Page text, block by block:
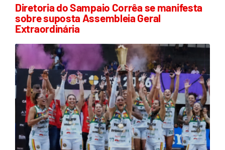
Diretoria do Sampaio Corrêa se manifesta
sobre suposta Assembleia Geral
Extraordinária